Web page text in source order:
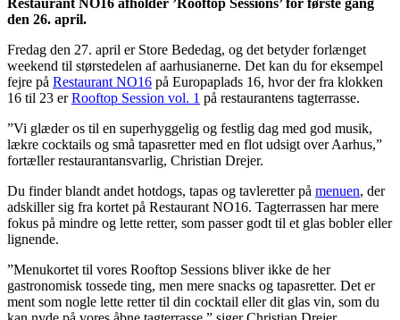
Restaurant NO16 afholder ’Rooftop Sessions’ for første gang
den 26. april.
Fredag den 27. april er Store Bededag, og det betyder forlænget
weekend til størstedelen af aarhusianerne. Det kan du for eksempel
fejre på Restaurant NO16 på Europaplads 16, hvor der fra klokken
16 til 23 erRooftop Session vol. 1 på restaurantens tagterrasse.
”Vi glæder os til en superhyggelig og festlig dag med god musik,
lækre cocktails og små tapasretter med en flot udsigt over Aarhus,”
fortæller restaurantansvarlig, Christian Drejer.
Du finder blandt andet hotdogs, tapas og tavleretter på menuen, der
adskiller sig fra kortet på Restaurant NO16. Tagterrassen har mere
fokus på mindre og lette retter, som passer godt til et glas bobler eller
lignende.
”Menukortet til vores Rooftop Sessions bliver ikke de her
gastronomisk tossede ting, men mere snacks og tapasretter. Det er
ment som nogle lette retter til din cocktail eller dit glas vin, som du